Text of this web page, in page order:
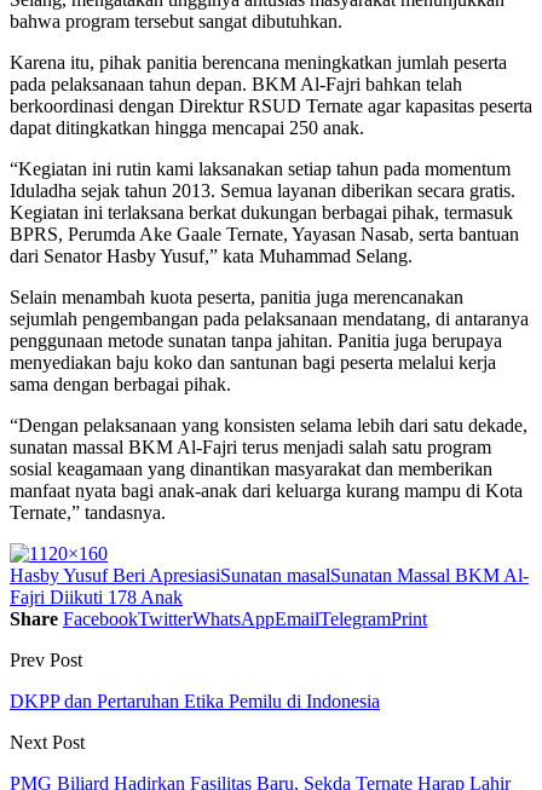
bahwa program tersebut sangat dibutuhkan.
Karena itu, pihak panitia berencana meningkatkan jumlah peserta
pada pelaksanaan tahun depan. BKM Al-Fajri bahkan telah
berkoordinasi dengan Direktur RSUD Ternate agar kapasitas peserta
dapat ditingkatkan hingga mencapai 250 anak.
“Kegiatan ini rutin kami laksanakan setiap tahun pada momentum
Iduladha sejak tahun 2013. Semua layanan diberikan secara gratis.
Kegiatan ini terlaksana berkat dukungan berbagai pihak, termasuk
BPRS, Perumda Ake Gaale Ternate, Yayasan Nasab, serta bantuan
dari Senator Hasby Yusuf,” kata Muhammad Selang.
Selain menambah kuota peserta, panitia juga merencanakan
sejumlah pengembangan pada pelaksanaan mendatang, di antaranya
penggunaan metode sunatan tanpa jahitan. Panitia juga berupaya
menyediakan baju koko dan santunan bagi peserta melalui kerja
sama dengan berbagai pihak.
“Dengan pelaksanaan yang konsisten selama lebih dari satu dekade,
sunatan massal BKM Al-Fajri terus menjadi salah satu program
sosial keagamaan yang dinantikan masyarakat dan memberikan
manfaat nyata bagi anak-anak dari keluarga kurang mampu di Kota
Ternate,” tandasnya.
Hasby Yusuf Beri ApresiasiSunatan masalSunatan Massal BKM Al-
Fajri Diikuti 178 Anak
Share FacebookTwitterWhatsAppEmailTelegramPrint
Prev Post
DKPP dan Pertaruhan Etika Pemilu di Indonesia
Next Post
PMG Biliard Hadirkan Fasilitas Baru, Sekda Ternate Harap Lahir